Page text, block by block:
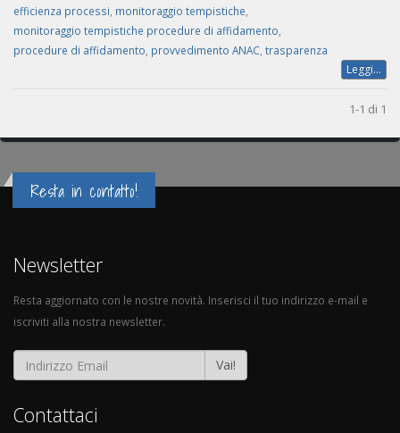
efficienza processi monitoraggio tempistiche
monitoraggio tempistiche procedure di affidamento
procedure di affidamento provvedimento ANAC trasparenza
Leggi...
1-1 di 1
Resta in contatto!
Newsletter
Resta aggiornato con le nostre novità. Inserisci il tuo indirizzo e-mail e
iscriviti alla nostra newsletter.
Vai!
Contattaci